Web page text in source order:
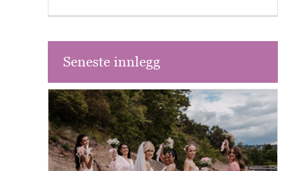
Seneste innlegg